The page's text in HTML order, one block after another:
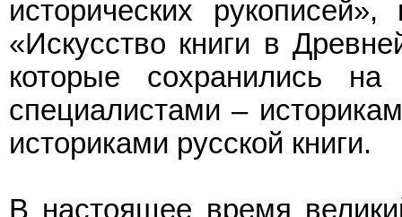
исторических
«Искусство книги в
которые сохранились на
специалистами –
историками русской книги.
В настоящее время